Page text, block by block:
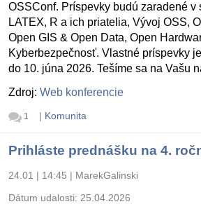
OSSConf. Príspevky budú zaradené v
LATEX, R a ich priatelia, Vývoj OSS,
Open GIS & Open Data, Open
Kyberbezpečnosť. Vlastné príspevky
do 10. júna 2026. Tešíme sa na Vašu
Zdroj: Web konferencie
1 | Komunita
Prihláste prednášku na 4.
24.01 | 14:45 | MarekGalinski
Dátum udalosti: 25.04.2026